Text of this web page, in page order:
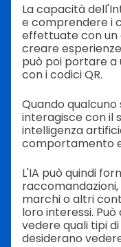
La capacità
e comprendere i
effettuate con un
creare
può poi portare a
con i codici QR.
Quando qualcuno
interagisce con il
intelligenza
comportamento
L'IA può quindi
marchi o altri
loro interessi.
vedere quali tipi
desiderano